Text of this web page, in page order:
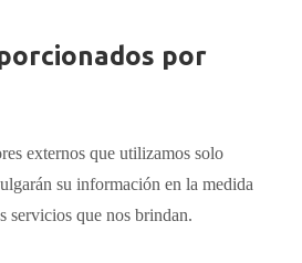
por
externos que utilizamos solo
su información en la medida
servicios que nos brindan.